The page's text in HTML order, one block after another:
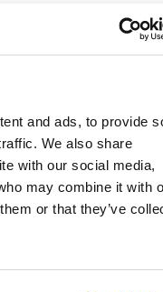
and ads, to provide
We also share
with our social media,
may combine it with
or that they’ve
und